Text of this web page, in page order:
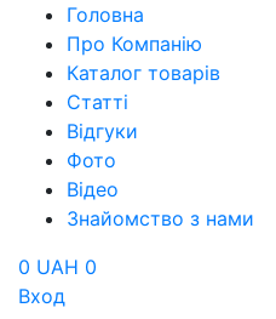
Головна
Про Компанію
Каталог товарів
Статті
Відгуки
Фото
Відео
Знайомство з нами
0 UAH 0
Вход